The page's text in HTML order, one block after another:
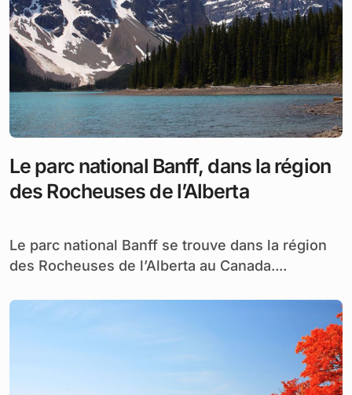
Le parc national Banff, dans la région
des Rocheuses de l’Alberta
Le parc national Banff se trouve dans la région
des Rocheuses de l’Alberta au Canada....